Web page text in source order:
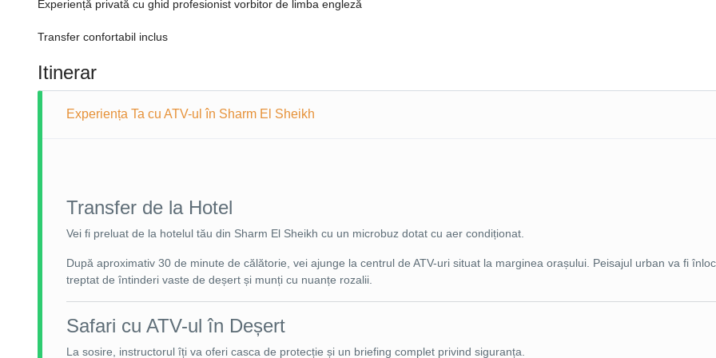
Experiență privată cu ghid profesionist vorbitor de limba engleză
Transfer confortabil inclus
Itinerar
Experiența Ta cu ATV-ul în Sharm El Sheikh
Transfer de la Hotel
Vei fi preluat de la hotelul tău din Sharm El Sheikh cu un microbuz dotat cu aer condiționat.
După aproximativ 30 de minute de călătorie, vei ajunge la centrul de ATV-uri situat la marginea orașului. Peisajul urban va fi
treptat de întinderi vaste de deșert și munți cu nuanțe rozalii.
Safari cu ATV-ul în Deșert
La sosire, instructorul îți va oferi casca de protecție și un briefing complet privind siguranța.